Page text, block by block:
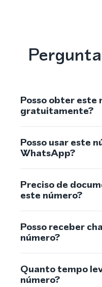
Posso obter este
gratuitamente?
Posso usar este
WhatsApp?
Preciso de
este número?
Posso receber
número?
Quanto tempo
número?